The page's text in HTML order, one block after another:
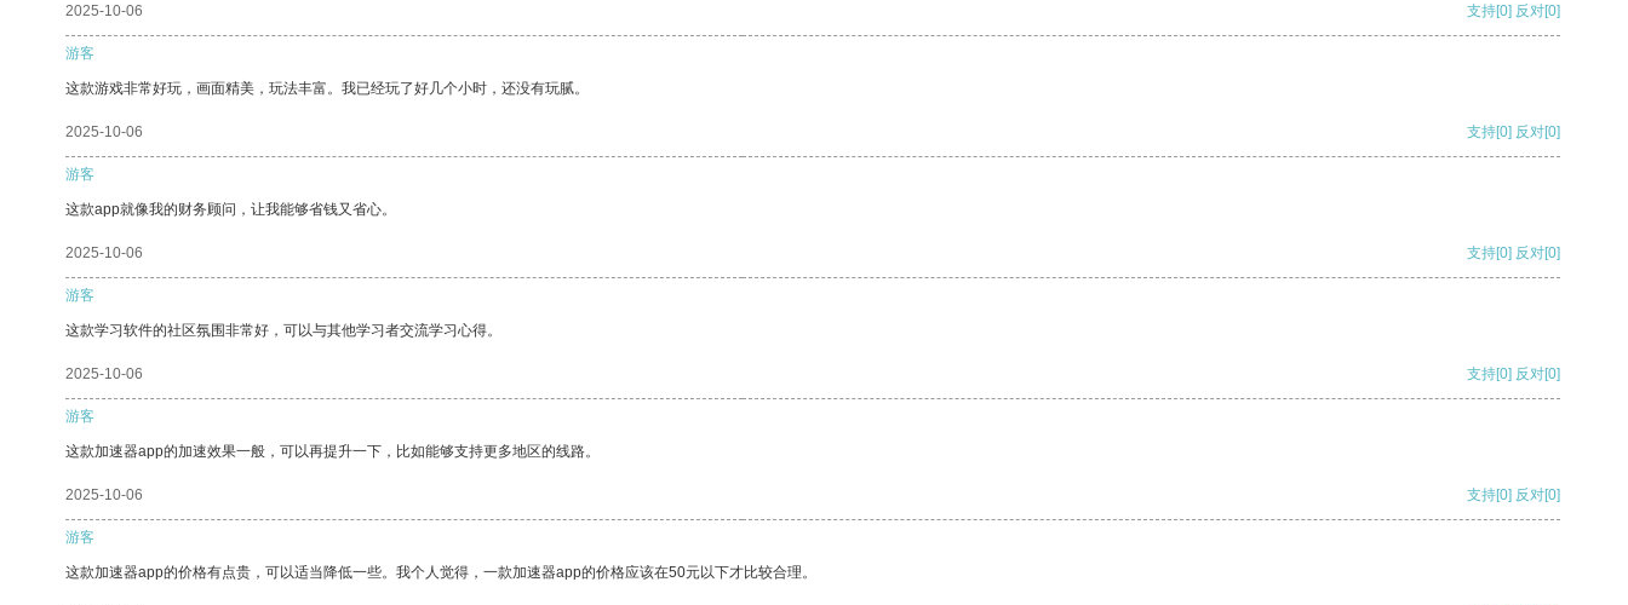
2025-10-06 支持[0] 反对[0]
游客
这款游戏非常好玩，画面精美，玩法丰富。我已经玩了好几个小时，还没有玩腻。
2025-10-06 支持[0] 反对[0]
游客
这款app就像我的财务顾问，让我能够省钱又省心。
2025-10-06 支持[0] 反对[0]
游客
这款学习软件的社区氛围非常好，可以与其他学习者交流学习心得。
2025-10-06 支持[0] 反对[0]
游客
这款加速器app的加速效果一般，可以再提升一下，比如能够支持更多地区的线路。
2025-10-06 支持[0] 反对[0]
游客
这款加速器app的价格有点贵，可以适当降低一些。我个人觉得，一款加速器app的价格应该在50元以下才比较合理。